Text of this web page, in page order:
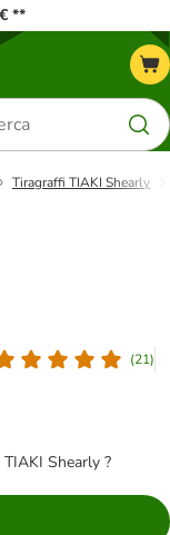
**
Tiragraffi TIAKI Shearly
(21)
Shearly ?